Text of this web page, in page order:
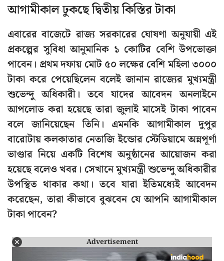
আগামীকাল ঢুকছে দ্বিতীয় কিস্তির টাকা
এবারের বাজেটে রাজ্য সরকারের ঘোষণা অনুযায়ী এই
প্রকল্পের সুবিধা আনুমানিক ১ কোটির বেশি উপভোক্তা
পাবেন। প্রথম দফায় মোট ৫০ লক্ষের বেশি মহিলা ৩০০০
টাকা করে পেয়েছিলেন বলেই জানান রাজ্যের মুখ্যমন্ত্রী
শুভেন্দু অধিকারী। তবে যাদের আবেদন অনলাইনে
আপলোড করা হয়েছে তারা জুলাই মাসেই টাকা পাবেন
বলে জানিয়েছেন তিনি। এমনকি আগামীকাল দুপুর
বারোটায় কলকাতার নেতাজি ইন্ডোর স্টেডিয়ামে অন্নপূর্ণা
ভাণ্ডার নিয়ে একটি বিশেষ অনুষ্ঠানের আয়োজন করা
হয়েছে বলেও খবর। সেখানে মুখ্যমন্ত্রী শুভেন্দু অধিকারীর
উপস্থিত থাকার কথা। তবে যারা ইতিমধ্যেই আবেদন
করেছেন, তারা কীভাবে বুঝবেন যে আপনি আগামীকাল
টাকা পাবেন?
Advertisement